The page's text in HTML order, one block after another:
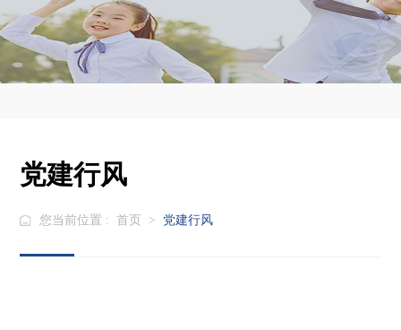
党建行风
您当前位置 : 首页 > 党建行风